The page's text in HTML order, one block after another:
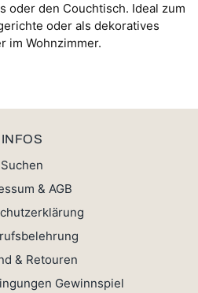
oder den Couchtisch. Ideal zum
oder als dekoratives
im Wohnzimmer.
INFOS
Suchen
& AGB
& Retouren
Gewinnspiel